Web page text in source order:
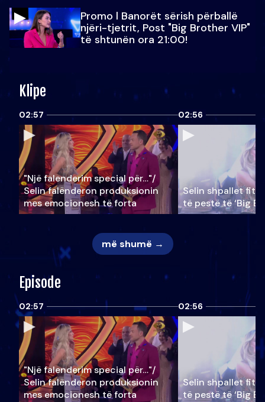
Promo l Banorët sërish përballë
njëri-tjetrit, Post "Big Brother VIP"
të shtunën ora 21:00!
Klipe
02:57
"Një falenderim special për…"/
Selin falënderon produksionin
mes emocionesh të forta
02:56
Selin shpallet
të pestë të ‘Big
më shumë →
Episode
02:57
"Një falenderim special për…"/
Selin falënderon produksionin
mes emocionesh të forta
02:56
Selin shpallet
të pestë të ‘Big